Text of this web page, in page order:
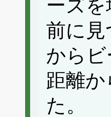
ーズ
前に
から
距離
た。